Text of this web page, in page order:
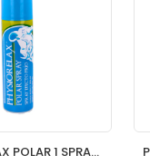
PHYSIORELAX POLAR 1 SPRAY 150 ML